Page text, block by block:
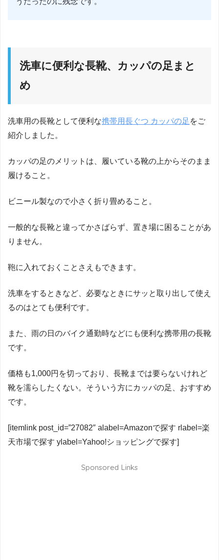
洗車に便利な長靴、カッパの足まと
め
洗車用の長靴として便利な携帯用長ぐつ カッパの足 をご
紹介しました。
カッパの足のメリットは、履いている靴の上からそのまま
履けること。
ビニール製なので小さく折り畳めること。
一般的な長靴と違ってかさばらず、置き場に困ることがあ
りません。
鞄に入れておくことさえもできます。
洗車をするときなど、必要なときにサッと取り出して使え
るのはとても便利です。
また、雨の日のバイク通勤時などにも便利な携帯用の長靴
です。
価格も1,000円を切っており、長靴までは要らないけれど
靴を濡らしたくない。そういう方にカッパの足、おすすめ
です。
[itemlink post_id=”27082″ alabel=Amazonで探す rlabel=楽
天市場で探す ylabel=Yahoo!ショッピングで探す]
Sponsored Links